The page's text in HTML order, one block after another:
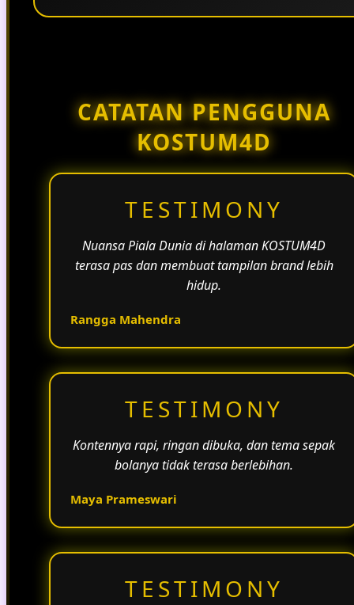
CATATAN PENGGUNA
KOSTUM4D
TESTIMONY
Nuansa Piala Dunia di halaman KOSTUM4D
terasa pas dan membuat tampilan brand lebih
hidup.
Rangga Mahendra
TESTIMONY
Kontennya rapi, ringan dibuka, dan tema sepak
bolanya tidak terasa berlebihan.
Maya Prameswari
TESTIMONY